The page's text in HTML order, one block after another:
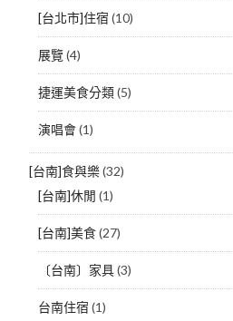
[台北市]住宿 (10)
展覽(4)
捷運美食分類(5)
演唱會(1)
[台南]食與樂(32)
[台南]休閒 (1)
[台南]美食(27)
〔台南〕家具(3)
台南住宿 (1)